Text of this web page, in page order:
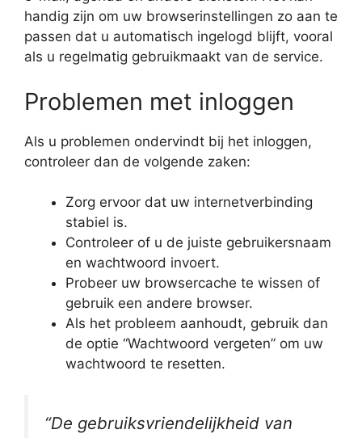
handig zijn om uw browserinstellingen zo aan te
passen dat u automatisch ingelogd blijft, vooral
als u regelmatig gebruikmaakt van de service.
Problemen met inloggen
Als u problemen ondervindt bij het inloggen,
controleer dan de volgende zaken:
Zorg ervoor dat uw internetverbinding
stabiel is.
Controleer of u de juiste gebruikersnaam
en wachtwoord invoert.
Probeer uw browsercache te wissen of
gebruik een andere browser.
Als het probleem aanhoudt, gebruik dan
de optie “Wachtwoord vergeten” om uw
wachtwoord te resetten.
“De gebruiksvriendelijkheid van